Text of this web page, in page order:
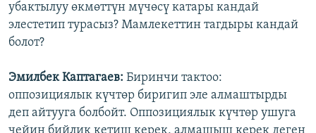
убактылуу өкмөттүн мүчөсү катары кандай
элестетип турасыз? Мамлекеттин тагдыры кандай
болот?
Эмилбек Каптагаев: Биринчи тактоо:
оппозициялык күчтөр биригип эле алмаштырды
деп айтууга болбойт. Оппозициялык күчтөр ушуга